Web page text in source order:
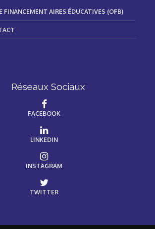
FINANCEMENT AIRES ÉDUCATIVES (OFB)
Réseaux Sociaux
FACEBOOK
LINKEDIN
INSTAGRAM
TWITTER